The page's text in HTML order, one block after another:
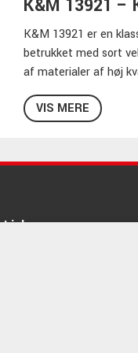
K&M 13921
K&M 13921 er en
betrukket med sort
af materialer af høj
Højdejusteringen
mm, hvilket gør det
Komfortabelt og
VIS MERE
Links